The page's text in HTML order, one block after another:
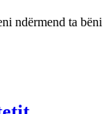
ndërmend ta bëni